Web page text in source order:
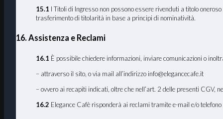
15.1 I Titoli di Ingresso non possono essere rivenduti a titolo
trasferimento di titolarità in base a principi di nominatività.
16. Assistenza e Reclami
16.1 È possibile chiedere informazioni, inviare comunicazioni o
– attraverso il sito, o via mail all’indirizzo info@elegancecafe.it
– ovvero ai recapiti indicati, oltre che nell’art. 2 delle presenti CGV,
16.2 Elegance Cafè risponderà ai reclami tramite e-mail e/o